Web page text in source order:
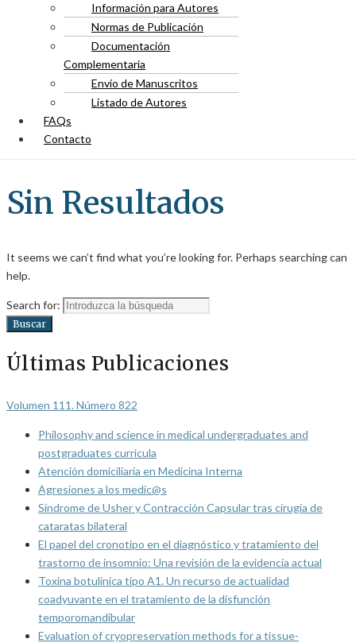
Información para Autores
Normas de Publicación
Documentación
Complementaria
Envío de Manuscritos
Listado de Autores
FAQs
Contacto
Sin Resultados
It seems we can’t find what you’re looking for. Perhaps searching can
help.
Search for:
Buscar
Últimas Publicaciones
Volumen 111. Número 822
Philosophy and science in medical undergraduates and
postgraduates curricula
Atención domiciliaria en Medicina Interna
Agresiones a los medic@s
Síndrome de Usher y Contracción Capsular tras cirugía de
cataratas bilateral
El papel del cronotipo en el diagnóstico y tratamiento del
trastorno de insomnio: Una revisión de la evidencia actual
Toxina botulínica tipo A1. Un recurso de actualidad
coadyuvante en el tratamiento de la disfunción
temporomandibular
Evaluation of cryopreservation methods for a tissue-